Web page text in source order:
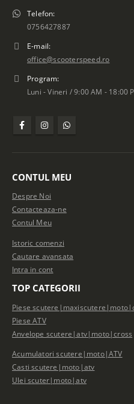
Telefon:
0756427887
E-mail:
office@scooterspeed.ro
Program:
Luni - Vineri / 9:00 AM - 18:00
CONTUL MEU
Despre Noi
Contacteaza-ne
Contul Meu
Istoric comenzi
Cautare avansata
Intra in cont
TOP CATEGORII
Piese
Piese ATV
Anvelope scutere|atv|moto|cross
Acumulatori scutere|moto|ATV
Casti scutere|moto|atv
Ulei scuter|moto|atv